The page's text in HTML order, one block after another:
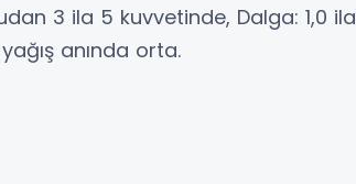
3 ila 5 kuvvetinde, Dalga: 1,0
anında orta.